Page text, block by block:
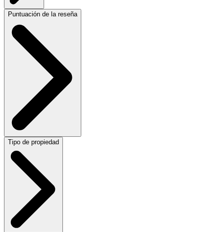
Puntuación de la reseña
Tipo de propiedad